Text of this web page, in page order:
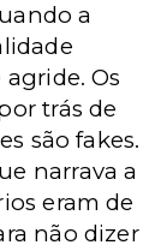
a
Os
trás de
são fakes.
narrava a
eram de
não dizer